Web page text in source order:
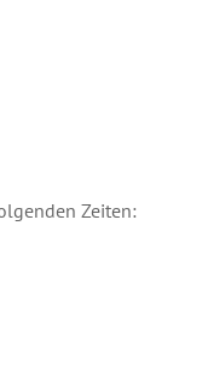
Zeiten: